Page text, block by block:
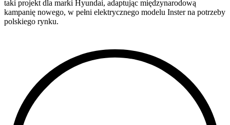
taki projekt dla marki Hyundai, adaptując międzynarodową
kampanię nowego, w pełni elektrycznego modelu Inster na potrzeby
polskiego rynku.